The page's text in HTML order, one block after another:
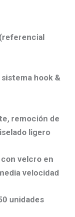
(referencial
sistema hook &
remoción de
ligero
con velcro en
velocidad
unidades